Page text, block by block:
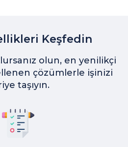
Keşfedin
olun, en yenilikçi
çözümlerle işinizi
taşıyın.